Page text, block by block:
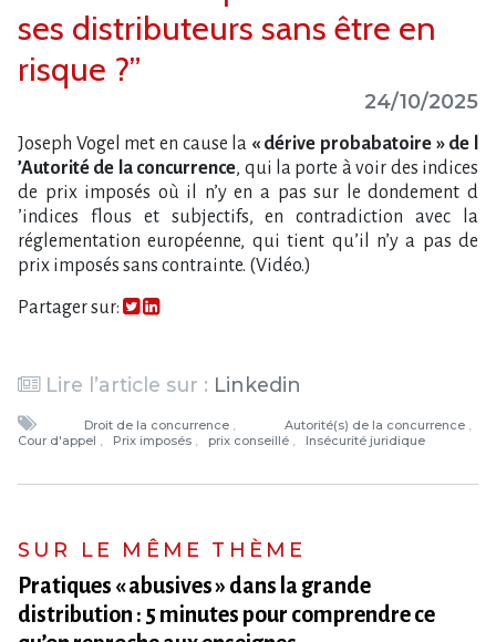
ses distributeurs sans être en
risque ?”
24/10/2025
Joseph Vogel met en cause la « dérive probabatoire » de l​
‌’Autorité de la concurrence, qui la porte à voir des indices
de prix imposés où il n’y en a pas sur le dondement d​
‌’indices flous et subjectifs, en contradiction avec la
réglementation européenne, qui tient qu​‌’il n’y a pas de
prix imposés sans contrainte. (Vidéo.)
Partager sur:
Lire l’article sur : Linkedin
Droit de la concurrence
Autorité(s) de la concurrence
Cour d'appel
Prix imposés prix conseillé Insécurité juridique
SUR LE MÊME THÈME
Pratiques « abusives » dans la grande
distribution : 5 minutes pour comprendre ce